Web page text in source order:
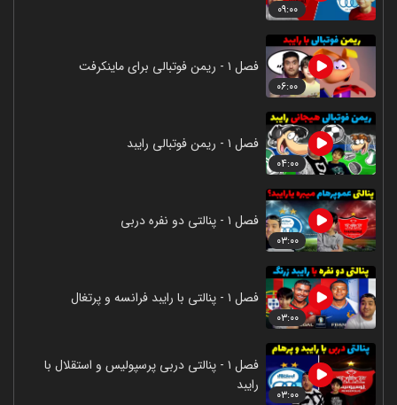
۰۹:۰۰
۰۶:۰۰
فصل ۱ - ریمن فوتبالی برای ماینکرفت
۰۴:۰۰
فصل ۱ - ریمن فوتبالی رایبد
۰۳:۰۰
فصل ۱ - پنالتی دو نفره دربی
۰۳:۰۰
فصل ۱ - پنالتی با رایبد فرانسه و پرتغال
۰۳:۰۰
فصل ۱ - پنالتی دربی پرسپولیس و استقلال با
رایبد